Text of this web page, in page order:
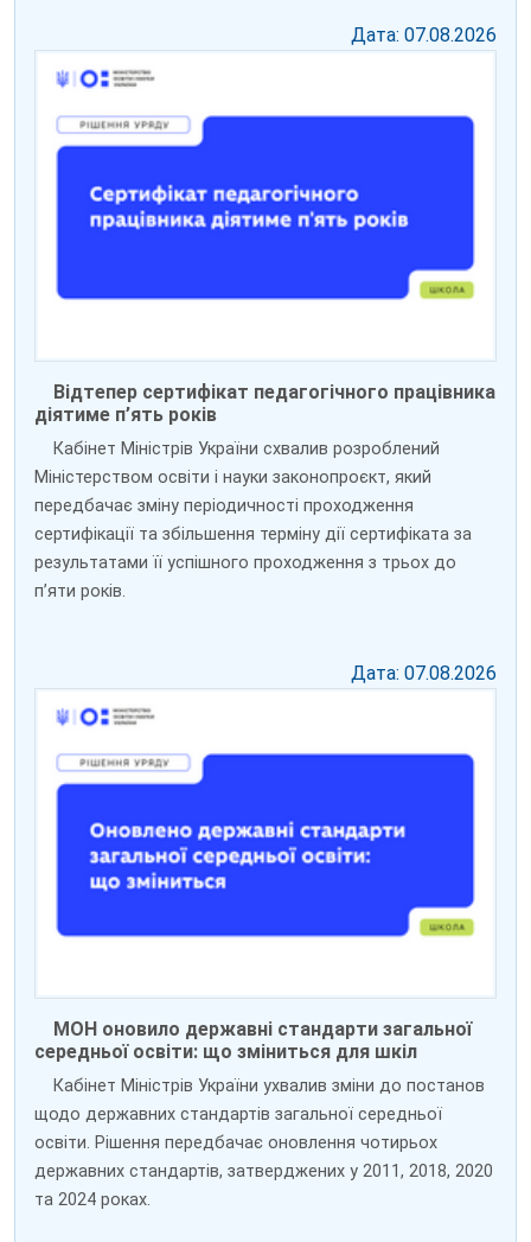
Дата: 07.08.2026
Відтепер сертифікат педагогічного працівника
діятиме п’ять років
Кабінет Міністрів України схвалив розроблений
Міністерством освіти і науки законопроєкт, який
передбачає зміну періодичності проходження
сертифікації та збільшення терміну дії сертифіката за
результатами її успішного проходження з трьох до
пʼяти років.
Дата: 07.08.2026
МОН оновило державні стандарти загальної
середньої освіти: що зміниться для шкіл
Кабінет Міністрів України ухвалив зміни до постанов
щодо державних стандартів загальної середньої
освіти. Рішення передбачає оновлення чотирьох
державних стандартів, затверджених у 2011, 2018, 2020
та 2024 роках.